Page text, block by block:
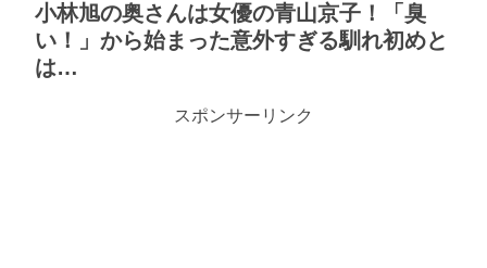
小林旭の奥さんは女優の青山京子！「臭
い！」から始まった意外すぎる馴れ初めと
は…
スポンサーリンク